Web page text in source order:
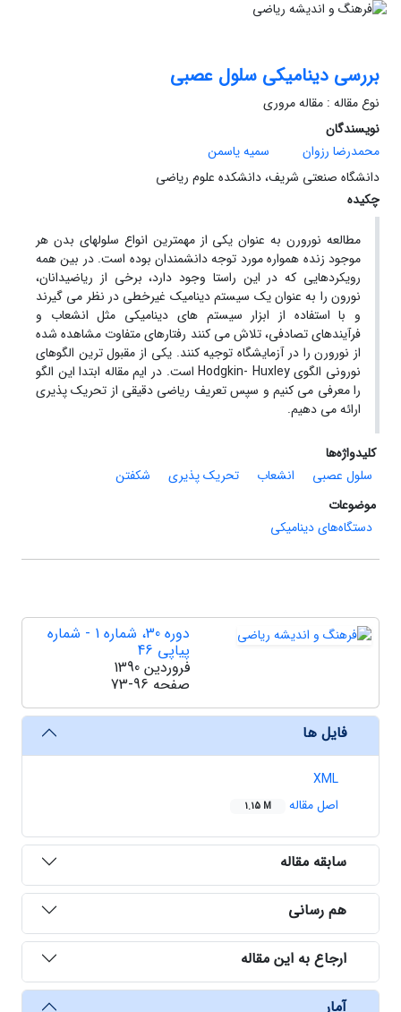
بررسی دینامیکی سلول عصبی
نوع مقاله : مقاله مروری
نویسندگان
محمدرضا رزوان
سمیه یاسمن
دانشگاه صنعتی شریف، دانشکده علوم ریاضی
چکیده
مطالعه نورورن به عنوان یکی از مهمترین انواع سلولهای بدن هر
موجود زنده همواره مورد توجه دانشمندان بوده است. در بین همه
رویکردهایی که در این راستا وجود دارد، برخی از ریاضیدانان،
نورون را به عنوان یک سیستم دینامیک غیرخطی در نظر می گیرند
و با استفاده از ابزار سیستم های دینامیکی مثل انشعاب و
فرآیندهای تصادفی، تلاش می کنند رفتارهای متفاوت مشاهده شده
از نورورن را در آزمایشگاه توجیه کنند. یکی از مقبول ترین الگوهای
نورونی الگوی Hodgkin- Huxley است. در ایم مقاله ابتدا این الگو
را معرفی می کنیم و سپس تعریف ریاضی دقیقی از تحریک پذیری
ارائه می دهیم.
کلیدواژه‌ها
سلول عصبی
انشعاب تحریک پذیری
شکفتن
موضوعات
دستگاه‌های دینامیکی
دوره 30، شماره 1 - شماره
پیاپی 46
فروردین 1390
صفحه 73-96
فایل ها
XML
اصل مقاله
1.15 M
سابقه مقاله
هم رسانی
ارجاع به این مقاله
آمار